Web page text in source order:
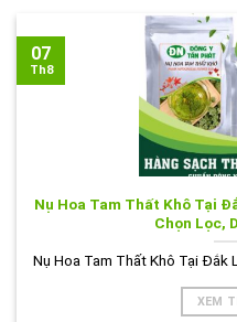
Nụ Hoa Tam Thất Khô Tại
Chọn Lọc,
Nụ Hoa Tam Thất Khô Tại Đắk
XEM
07
Th8